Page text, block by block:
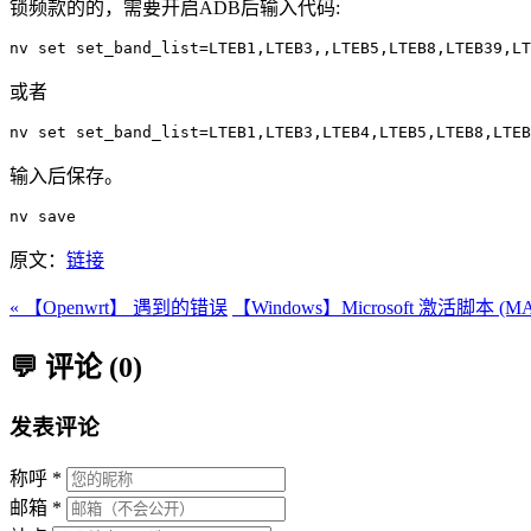
锁频款的的，需要开启ADB后输入代码:
或者
输入后保存。
原文： 链接
« 【Openwrt】 遇到的错误 【Windows】Microsoft 激活脚本
💬 评论 (0)
发表评论
称呼 *
邮箱 *